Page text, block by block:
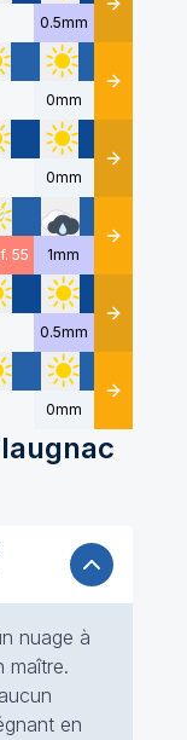
0.5mm Détails
0mm Détails
0mm Détails
55 1mm Détails
0.5mm Détails
0mm Détails
nuage à
maître.
en